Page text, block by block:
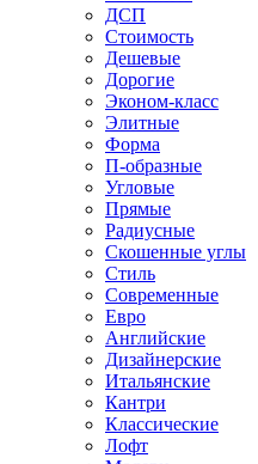
ДСП
Стоимость
Дешевые
Дорогие
Эконом-класс
Элитные
Форма
П-образные
Угловые
Прямые
Радиусные
Скошенные углы
Стиль
Современные
Евро
Английские
Дизайнерские
Итальянские
Кантри
Классические
Лофт